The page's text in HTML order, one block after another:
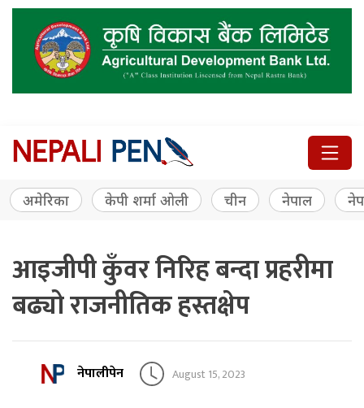
अमेरिका केपी शर्मा ओली चीन नेपाल
आइजीपी कुँवर निरिह बन्दा प्रहरीमा
बढ्यो राजनीतिक हस्तक्षेप
नेपालीपेन August 15, 2023